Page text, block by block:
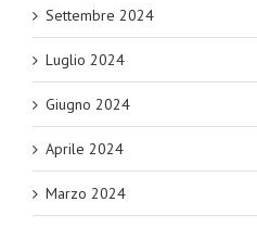
Settembre 2024
Luglio 2024
Giugno 2024
Aprile 2024
Marzo 2024